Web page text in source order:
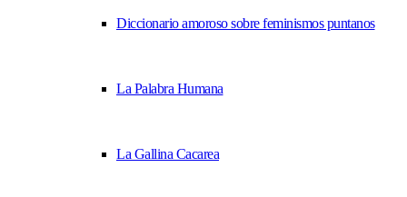
Diccionario amoroso sobre feminismos puntanos
La Palabra Humana
La Gallina Cacarea